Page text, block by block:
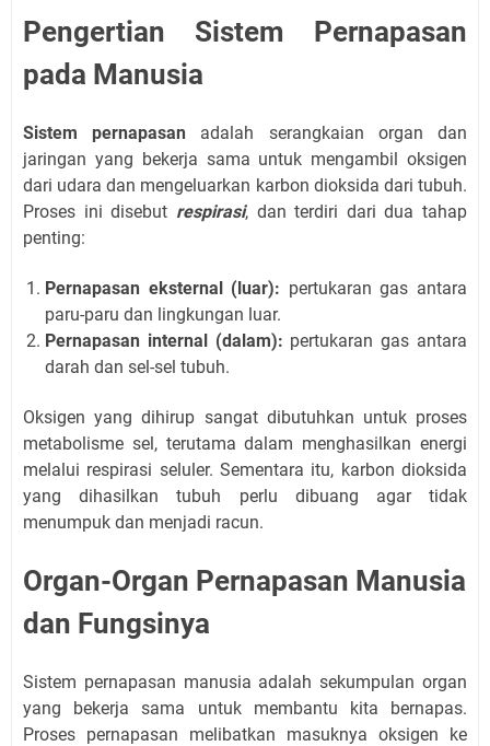
Pengertian Sistem Pernapasan
pada Manusia
Sistem pernapasan adalah serangkaian organ dan
jaringan yang bekerja sama untuk mengambil oksigen
dari udara dan mengeluarkan karbon dioksida dari tubuh.
Proses ini disebut respirasi, dan terdiri dari dua tahap
penting:
Pernapasan eksternal (luar): pertukaran gas antara
paru-paru dan lingkungan luar.
Pernapasan internal (dalam): pertukaran gas antara
darah dan sel-sel tubuh.
Oksigen yang dihirup sangat dibutuhkan untuk proses
metabolisme sel, terutama dalam menghasilkan energi
melalui respirasi seluler. Sementara itu, karbon dioksida
yang dihasilkan tubuh perlu dibuang agar tidak
menumpuk dan menjadi racun.
Organ-Organ Pernapasan Manusia
dan Fungsinya
Sistem pernapasan manusia adalah sekumpulan organ
yang bekerja sama untuk membantu kita bernapas.
Proses pernapasan melibatkan masuknya oksigen ke